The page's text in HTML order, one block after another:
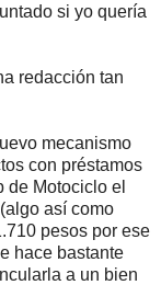
si yo quería
redacción tan
mecanismo
con préstamos
de Motociclo el
así como
pesos por ese
hace bastante
a un bien